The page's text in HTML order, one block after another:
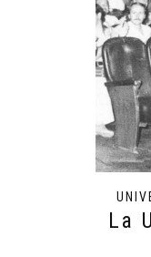
La